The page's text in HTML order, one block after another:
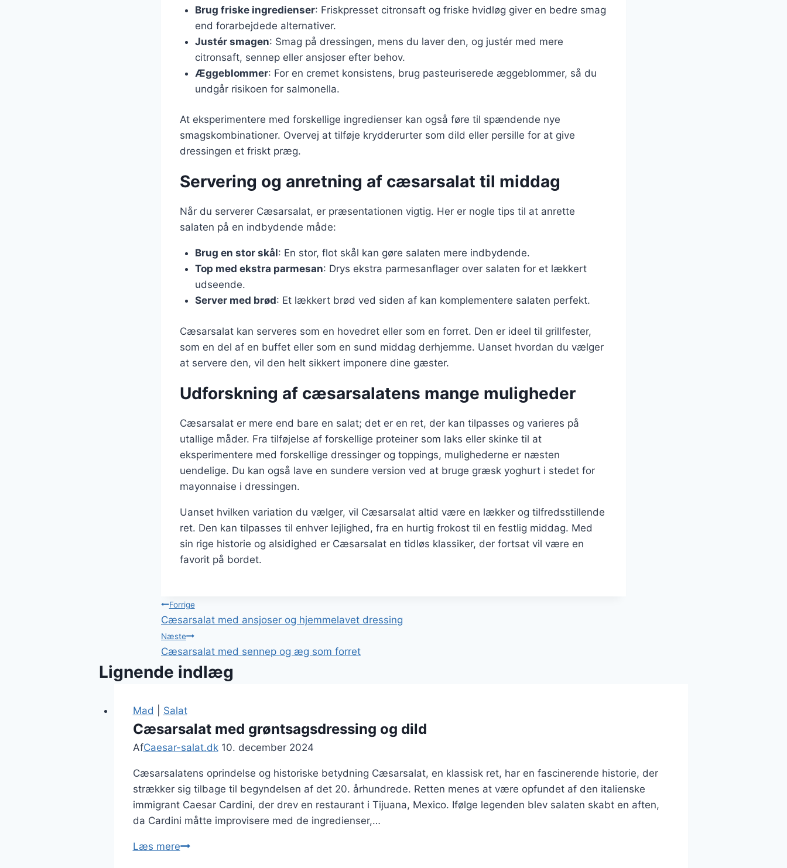
Brug friske ingredienser: Friskpresset citronsaft og friske hvidløg giver en bedre smag
end forarbejdede alternativer.
Justér smagen: Smag på dressingen, mens du laver den, og justér med mere
citronsaft, sennep eller ansjoser efter behov.
Æggeblommer: For en cremet konsistens, brug pasteuriserede æggeblommer, så du
undgår risikoen for salmonella.
At eksperimentere med forskellige ingredienser kan også føre til spændende nye
smagskombinationer. Overvej at tilføje krydderurter som dild eller persille for at give
dressingen et friskt præg.
Servering og anretning af cæsarsalat til middag
Når du serverer Cæsarsalat, er præsentationen vigtig. Her er nogle tips til at anrette
salaten på en indbydende måde:
Brug en stor skål: En stor, flot skål kan gøre salaten mere indbydende.
Top med ekstra parmesan: Drys ekstra parmesanflager over salaten for et lækkert
udseende.
Server med brød: Et lækkert brød ved siden af kan komplementere salaten perfekt.
Cæsarsalat kan serveres som en hovedret eller som en forret. Den er ideel til grillfester,
som en del af en buffet eller som en sund middag derhjemme. Uanset hvordan du vælger
at servere den, vil den helt sikkert imponere dine gæster.
Udforskning af cæsarsalatens mange muligheder
Cæsarsalat er mere end bare en salat; det er en ret, der kan tilpasses og varieres på
utallige måder. Fra tilføjelse af forskellige proteiner som laks eller skinke til at
eksperimentere med forskellige dressinger og toppings, mulighederne er næsten
uendelige. Du kan også lave en sundere version ved at bruge græsk yoghurt i stedet for
mayonnaise i dressingen.
Uanset hvilken variation du vælger, vil Cæsarsalat altid være en lækker og tilfredsstillende
ret. Den kan tilpasses til enhver lejlighed, fra en hurtig frokost til en festlig middag. Med
sin rige historie og alsidighed er Cæsarsalat en tidløs klassiker, der fortsat vil være en
favorit på bordet.
Indlægsnavigation
Forrige
Cæsarsalat med ansjoser og hjemmelavet dressing
Næste
Cæsarsalat med sennep og æg som forret
Lignende indlæg
Mad Salat
Cæsarsalat med grøntsagsdressing og dild
AfCaesar-salat.dk 10. december 2024
Cæsarsalatens oprindelse og historiske betydning Cæsarsalat, en klassisk ret, har en fascinerende historie, der
strækker sig tilbage til begyndelsen af det 20. århundrede. Retten menes at være opfundet af den italienske
immigrant Caesar Cardini, der drev en restaurant i Tijuana, Mexico. Ifølge legenden blev salaten skabt en aften,
da Cardini måtte improvisere med de ingredienser,…
Læs mereCæsarsalat